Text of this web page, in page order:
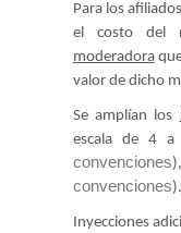
Para los
el costo del
moderadora
valor de dicho
Se amplían los
escala de 4
convenciones
convenciones).
Inyecciones